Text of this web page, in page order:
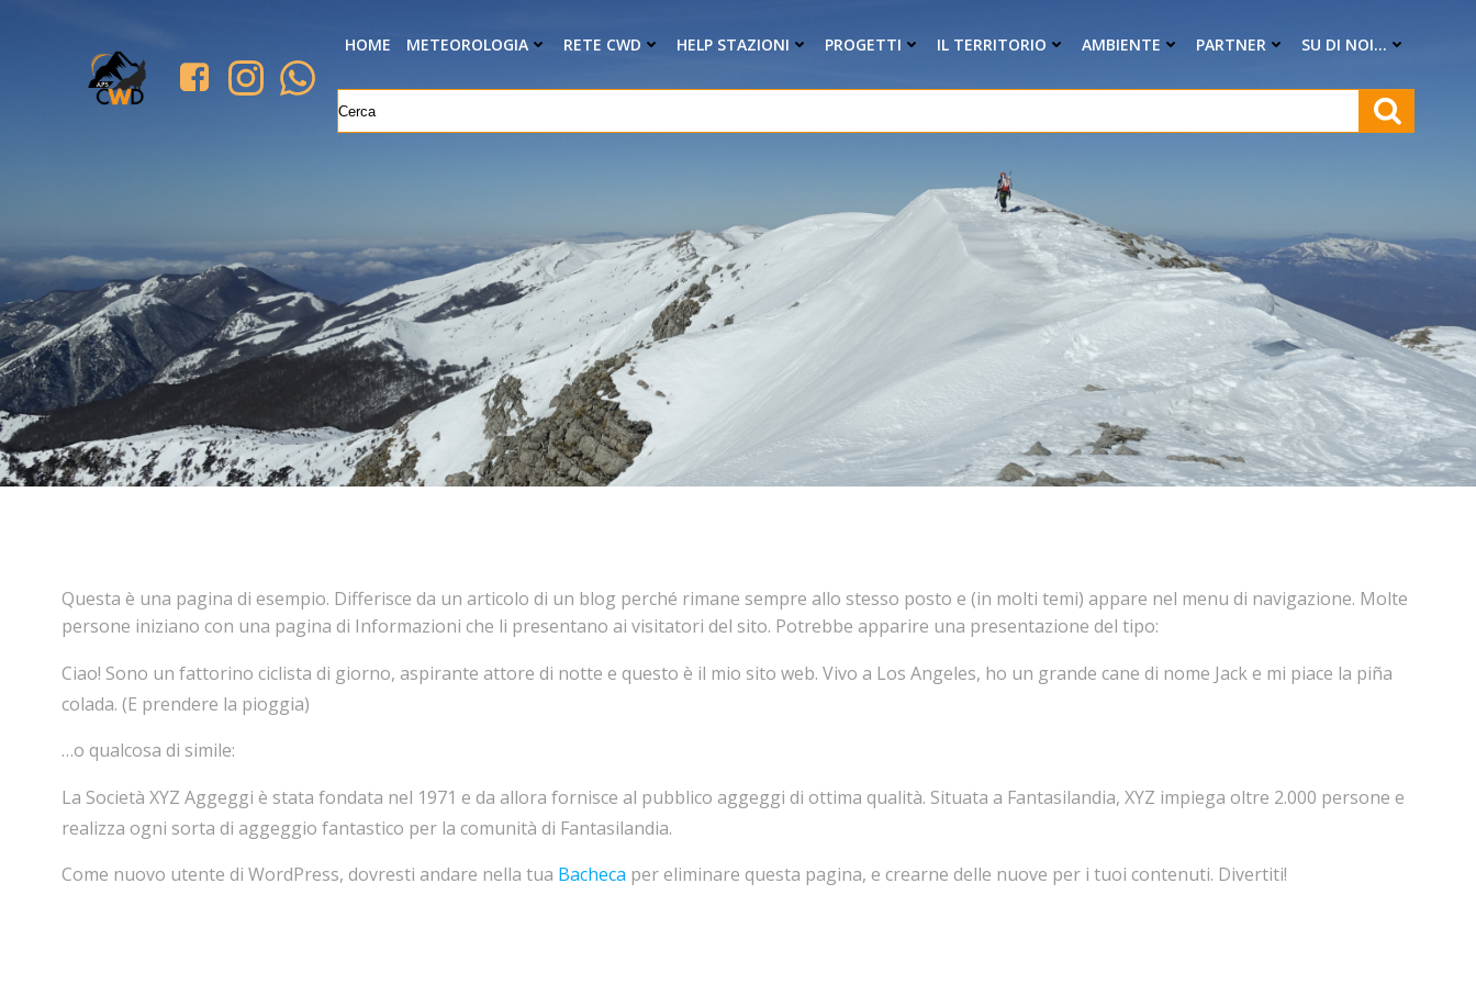
HOME METEOROLOGIA RETE CWD HELP STAZIONI PROGETTI IL TERRITORIO AMBIENTE PARTNER SU DI NOI…
Questa è una pagina di esempio. Differisce da un articolo di un blog perché rimane sempre allo stesso posto e (in molti temi) appare nel menu di navigazione. Molte
persone iniziano con una pagina di Informazioni che li presentano ai visitatori del sito. Potrebbe apparire una presentazione del tipo:
Ciao! Sono un fattorino ciclista di giorno, aspirante attore di notte e questo è il mio sito web. Vivo a Los Angeles, ho un grande cane di nome Jack e mi piace la piña
colada. (E prendere la pioggia)
…o qualcosa di simile:
La Società XYZ Aggeggi è stata fondata nel 1971 e da allora fornisce al pubblico aggeggi di ottima qualità. Situata a Fantasilandia, XYZ impiega oltre 2.000 persone e
realizza ogni sorta di aggeggio fantastico per la comunità di Fantasilandia.
Come nuovo utente di WordPress, dovresti andare nella tua Bacheca per eliminare questa pagina, e crearne delle nuove per i tuoi contenuti. Divertiti!